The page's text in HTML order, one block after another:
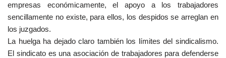
empresas económicamente, el apoyo a los trabajadores
sencillamente no existe, para ellos, los despidos se arreglan en
los juzgados.
La huelga ha dejado claro también los límites del sindicalismo.
El sindicato es una asociación de trabajadores para defenderse